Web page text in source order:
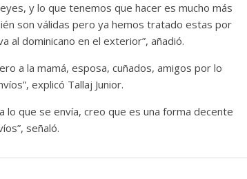
y lo que tenemos que hacer es mucho más
son válidas pero ya hemos tratado estas por
al dominicano en el exterior”, añadió.
a la mamá, esposa, cuñados, amigos por lo
explicó Tallaj Junior.
lo que se envía, creo que es una forma decente
señaló.